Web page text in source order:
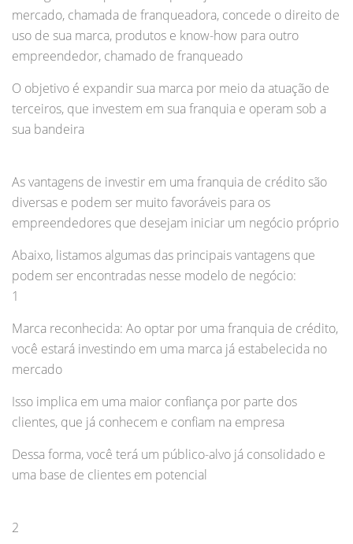
mercado, chamada de franqueadora, concede o direito de
uso de sua marca, produtos e know-how para outro
empreendedor, chamado de franqueado
O objetivo é expandir sua marca por meio da atuação de
terceiros, que investem em sua franquia e operam sob a
sua bandeira
As vantagens de investir em uma franquia de crédito são
diversas e podem ser muito favoráveis para os
empreendedores que desejam iniciar um negócio próprio
Abaixo, listamos algumas das principais vantagens que
podem ser encontradas nesse modelo de negócio:
1
Marca reconhecida: Ao optar por uma franquia de crédito,
você estará investindo em uma marca já estabelecida no
mercado
Isso implica em uma maior confiança por parte dos
clientes, que já conhecem e confiam na empresa
Dessa forma, você terá um público-alvo já consolidado e
uma base de clientes em potencial
2